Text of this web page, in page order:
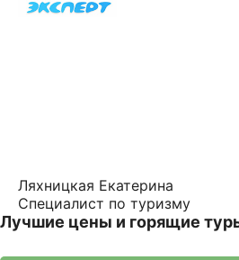
Ляхницкая Екатерина
Специалист по туризму
Лучшие цены и горящие